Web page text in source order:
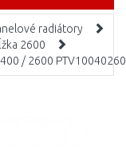
radiátory
2600
/ 2600